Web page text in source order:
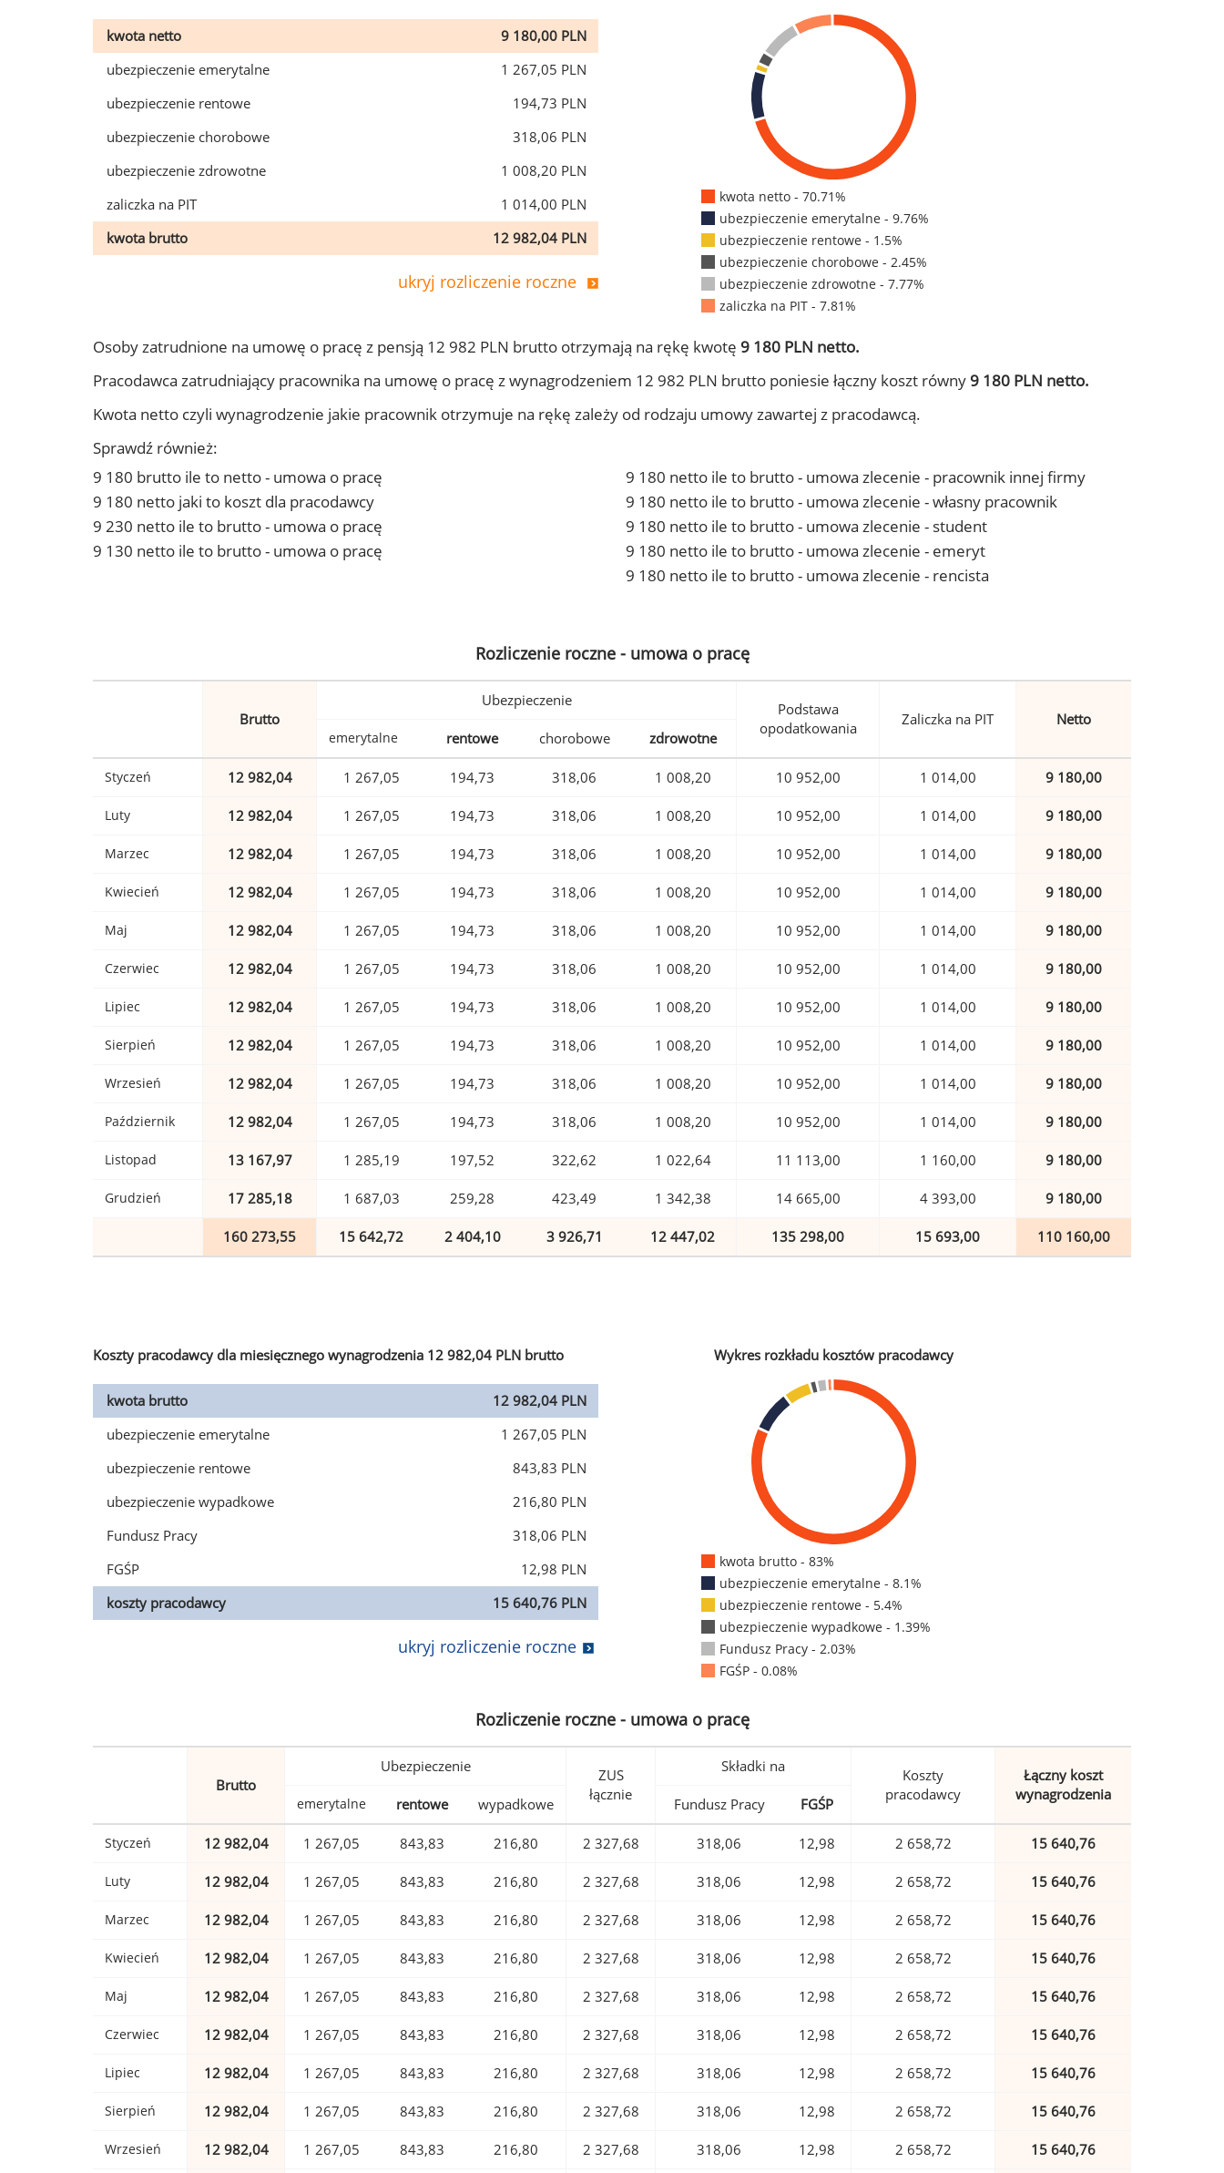
kwota netto
9 180,00 PLN
ubezpieczenie emerytalne
1 267,05 PLN
ubezpieczenie rentowe
194,73 PLN
ubezpieczenie chorobowe
318,06 PLN
ubezpieczenie zdrowotne
1 008,20 PLN
zaliczka na PIT
1 014,00 PLN
kwota brutto
12 982,04 PLN
ukryj rozliczenie roczne
kwota netto - 70.71%
ubezpieczenie emerytalne - 9.76%
ubezpieczenie rentowe - 1.5%
ubezpieczenie chorobowe - 2.45%
ubezpieczenie zdrowotne - 7.77%
zaliczka na PIT - 7.81%
Osoby zatrudnione na umowę o pracę z pensją 12 982 PLN brutto otrzymają na rękę kwotę 9 180 PLN netto.
Pracodawca zatrudniający pracownika na umowę o pracę z wynagrodzeniem 12 982 PLN brutto poniesie łączny koszt równy 9 180 PLN netto.
Kwota netto czyli wynagrodzenie jakie pracownik otrzymuje na rękę zależy od rodzaju umowy zawartej z pracodawcą.
Sprawdź również:
9 180 brutto ile to netto - umowa o pracę
9 180 netto jaki to koszt dla pracodawcy
9 230 netto ile to brutto - umowa o pracę
9 130 netto ile to brutto - umowa o pracę
9 180 netto ile to brutto - umowa zlecenie - pracownik innej firmy
9 180 netto ile to brutto - umowa zlecenie - własny pracownik
9 180 netto ile to brutto - umowa zlecenie - student
9 180 netto ile to brutto - umowa zlecenie - emeryt
9 180 netto ile to brutto - umowa zlecenie - rencista
Rozliczenie roczne - umowa o pracę
Brutto
Ubezpieczenie
Podstawa
opodatkowania
Zaliczka na PIT Netto
emerytalne rentowe chorobowe zdrowotne
Styczeń 12 982,04 1 267,05 194,73 318,06 1 008,20 10 952,00 1 014,00 9 180,00
Luty 12 982,04 1 267,05 194,73 318,06 1 008,20 10 952,00 1 014,00 9 180,00
Marzec 12 982,04 1 267,05 194,73 318,06 1 008,20 10 952,00 1 014,00 9 180,00
Kwiecień 12 982,04 1 267,05 194,73 318,06 1 008,20 10 952,00 1 014,00 9 180,00
Maj 12 982,04 1 267,05 194,73 318,06 1 008,20 10 952,00 1 014,00 9 180,00
Czerwiec 12 982,04 1 267,05 194,73 318,06 1 008,20 10 952,00 1 014,00 9 180,00
Lipiec 12 982,04 1 267,05 194,73 318,06 1 008,20 10 952,00 1 014,00 9 180,00
Sierpień 12 982,04 1 267,05 194,73 318,06 1 008,20 10 952,00 1 014,00 9 180,00
Wrzesień 12 982,04 1 267,05 194,73 318,06 1 008,20 10 952,00 1 014,00 9 180,00
Październik 12 982,04 1 267,05 194,73 318,06 1 008,20 10 952,00 1 014,00 9 180,00
Listopad 13 167,97 1 285,19 197,52 322,62 1 022,64 11 113,00 1 160,00 9 180,00
Grudzień 17 285,18 1 687,03 259,28 423,49 1 342,38 14 665,00 4 393,00 9 180,00
160 273,55 15 642,72 2 404,10 3 926,71 12 447,02 135 298,00 15 693,00 110 160,00
Koszty pracodawcy dla miesięcznego wynagrodzenia 12 982,04 PLN brutto
kwota brutto
12 982,04 PLN
ubezpieczenie emerytalne
1 267,05 PLN
ubezpieczenie rentowe
843,83 PLN
ubezpieczenie wypadkowe
216,80 PLN
Fundusz Pracy
318,06 PLN
FGŚP
12,98 PLN
koszty pracodawcy
15 640,76 PLN
ukryj rozliczenie roczne
Wykres rozkładu kosztów pracodawcy
kwota brutto - 83%
ubezpieczenie emerytalne - 8.1%
ubezpieczenie rentowe - 5.4%
ubezpieczenie wypadkowe - 1.39%
Fundusz Pracy - 2.03%
FGŚP - 0.08%
Rozliczenie roczne - umowa o pracę
Brutto
Ubezpieczenie
ZUS
łącznie
Składki na
Koszty
pracodawcy
Łączny koszt
wynagrodzenia
emerytalne rentowe wypadkowe Fundusz Pracy FGŚP
Styczeń 12 982,04 1 267,05 843,83 216,80 2 327,68 318,06 12,98 2 658,72 15 640,76
Luty 12 982,04 1 267,05 843,83 216,80 2 327,68 318,06 12,98 2 658,72 15 640,76
Marzec 12 982,04 1 267,05 843,83 216,80 2 327,68 318,06 12,98 2 658,72 15 640,76
Kwiecień 12 982,04 1 267,05 843,83 216,80 2 327,68 318,06 12,98 2 658,72 15 640,76
Maj 12 982,04 1 267,05 843,83 216,80 2 327,68 318,06 12,98 2 658,72 15 640,76
Czerwiec 12 982,04 1 267,05 843,83 216,80 2 327,68 318,06 12,98 2 658,72 15 640,76
Lipiec 12 982,04 1 267,05 843,83 216,80 2 327,68 318,06 12,98 2 658,72 15 640,76
Sierpień 12 982,04 1 267,05 843,83 216,80 2 327,68 318,06 12,98 2 658,72 15 640,76
Wrzesień 12 982,04 1 267,05 843,83 216,80 2 327,68 318,06 12,98 2 658,72 15 640,76